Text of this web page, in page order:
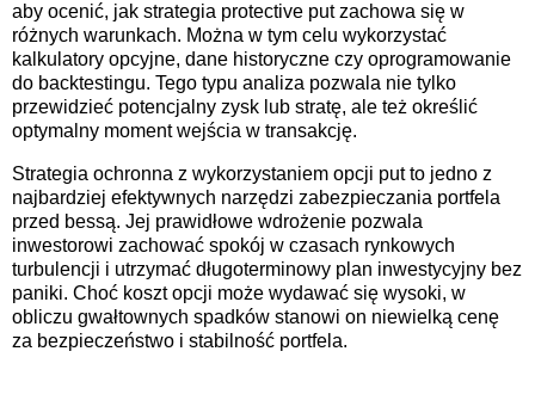
aby ocenić, jak strategia protective put zachowa się w
różnych warunkach. Można w tym celu wykorzystać
kalkulatory opcyjne, dane historyczne czy oprogramowanie
do backtestingu. Tego typu analiza pozwala nie tylko
przewidzieć potencjalny zysk lub stratę, ale też określić
optymalny moment wejścia w transakcję.
Strategia ochronna z wykorzystaniem opcji put to jedno z
najbardziej efektywnych narzędzi zabezpieczania portfela
przed bessą. Jej prawidłowe wdrożenie pozwala
inwestorowi zachować spokój w czasach rynkowych
turbulencji i utrzymać długoterminowy plan inwestycyjny bez
paniki. Choć koszt opcji może wydawać się wysoki, w
obliczu gwałtownych spadków stanowi on niewielką cenę
za bezpieczeństwo i stabilność portfela.